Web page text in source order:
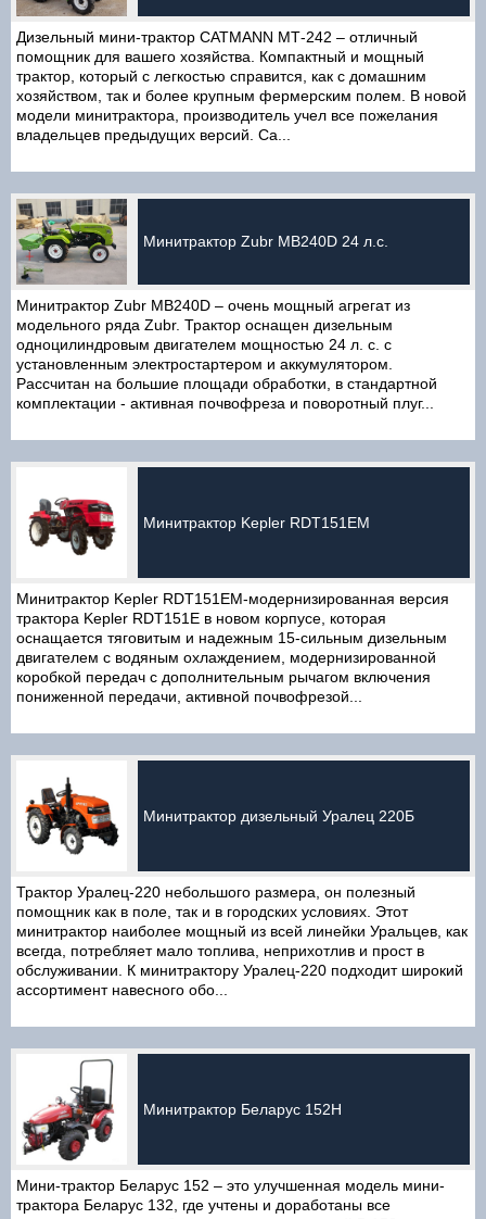
Дизельный мини-трактор CATMANN МТ-242 – отличный
помощник для вашего хозяйства. Компактный и мощный
трактор, который с легкостью справится, как с домашним
хозяйством, так и более крупным фермерским полем. В новой
модели минитрактора, производитель учел все пожелания
владельцев предыдущих версий. Ca...
Минитрактор Zubr MB240D 24 л.с.
Минитрактор Zubr MB240D – очень мощный агрегат из
модельного ряда Zubr. Трактор оснащен дизельным
одноцилиндровым двигателем мощностью 24 л. с. с
установленным электростартером и аккумулятором.
Рассчитан на большие площади обработки, в стандартной
комплектации - активная почвофреза и поворотный плуг...
Минитрактор Kepler RDT151EM
Минитрактор Kepler RDT151EM-модернизированная версия
трактора Kepler RDT151E в новом корпусе, которая
оснащается тяговитым и надежным 15-сильным дизельным
двигателем с водяным охлаждением, модернизированной
коробкой передач с дополнительным рычагом включения
пониженной передачи, активной почвофрезой...
Минитрактор дизельный Уралец 220Б
Трактор Уралец-220 небольшого размера, он полезный
помощник как в поле, так и в городских условиях. Этот
минитрактор наиболее мощный из всей линейки Уральцев, как
всегда, потребляет мало топлива, неприхотлив и прост в
обслуживании. К минитрактору Уралец-220 подходит широкий
ассортимент навесного обо...
Минитрактор Беларус 152H
Мини-трактор Беларус 152 – это улучшенная модель мини-
трактора Беларус 132, где учтены и доработаны все